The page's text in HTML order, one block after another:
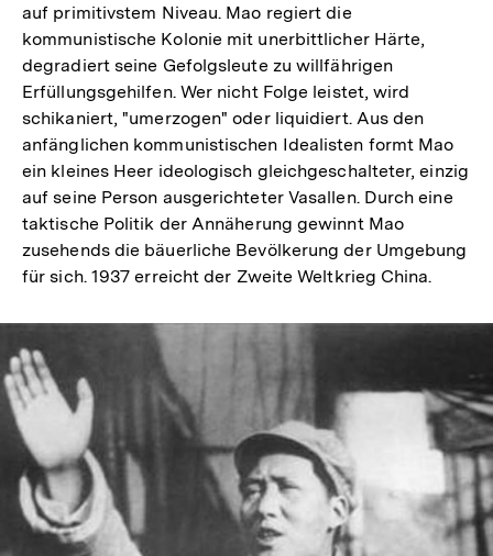
auf primitivstem Niveau. Mao regiert die
kommunistische Kolonie mit unerbittlicher Härte,
degradiert seine Gefolgsleute zu willfährigen
Erfüllungsgehilfen. Wer nicht Folge leistet, wird
schikaniert, "umerzogen" oder liquidiert. Aus den
anfänglichen kommunistischen Idealisten formt Mao
ein kleines Heer ideologisch gleichgeschalteter, einzig
auf seine Person ausgerichteter Vasallen. Durch eine
taktische Politik der Annäherung gewinnt Mao
zusehends die bäuerliche Bevölkerung der Umgebung
für sich. 1937 erreicht der Zweite Weltkrieg China.